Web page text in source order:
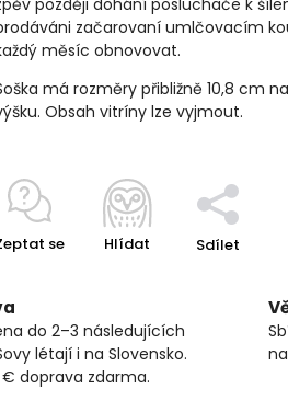
později dohání posluchače k
začarovaní umlčovacím
měsíc obnovovat.
má rozměry přibližně 10,8 cm
Obsah vitríny lze vyjmout.
se Hlídat Sdílet
do 2–3 následujících
létají i na Slovensko.
€ doprava zdarma.